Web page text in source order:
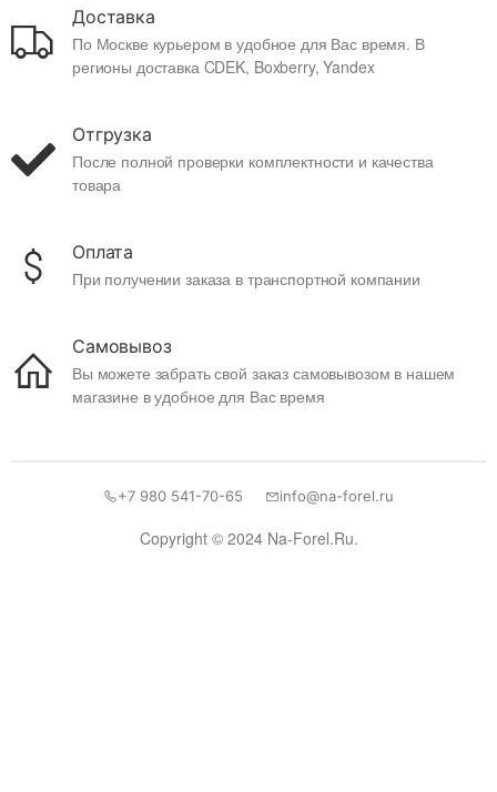
Доставка
По Москве курьером в удобное для Вас время. В
регионы доставка CDEK, Boxberry, Yandex
Отгрузка
После полной проверки комплектности и качества
товара
Оплата
При получении заказа в транспортной компании
Самовывоз
Вы можете забрать свой заказ самовывозом в нашем
магазине в удобное для Вас время
Copyright © 2024 Na-Forel.Ru.
+7 980 541-70-65 info@na-forel.ru